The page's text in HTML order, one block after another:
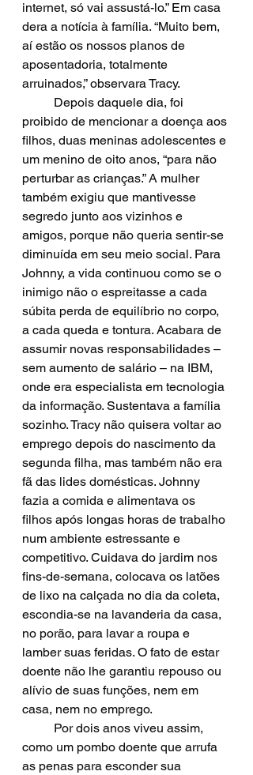
internet, só vai assustá-lo.” Em casa
dera a notícia à família. “Muito bem,
aí estão os nossos planos de
aposentadoria, totalmente
arruinados,” observara Tracy.
proibido de mencionar a doença aos
filhos, duas meninas adolescentes e
um menino de oito anos, “para não
perturbar as crianças.” A mulher
também exigiu que mantivesse
segredo junto aos vizinhos e
amigos, porque não queria sentir-se
diminuída em seu meio social. Para
Johnny, a vida continuou como se o
inimigo não o espreitasse a cada
súbita perda de equilíbrio no corpo,
a cada queda e tontura. Acabara de
assumir novas responsabilidades –
sem aumento de salário – na IBM,
onde era especialista em tecnologia
da informação. Sustentava a família
sozinho. Tracy não quisera voltar ao
emprego depois do nascimento da
segunda filha, mas também não era
fã das lides domésticas. Johnny
fazia a comida e alimentava os
filhos após longas horas de trabalho
num ambiente estressante e
competitivo. Cuidava do jardim nos
fins-de-semana, colocava os latões
de lixo na calçada no dia da coleta,
escondia-se na lavanderia da casa,
no porão, para lavar a roupa e
lamber suas feridas. O fato de estar
doente não lhe garantiu repouso ou
alívio de suas funções, nem em
casa, nem no emprego.
como um pombo doente que arrufa
as penas para esconder sua